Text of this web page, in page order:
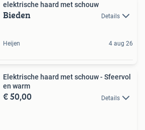
elektrische haard met schouw
Bieden Details
Heijen 4 aug 26
Elektrische haard met schouw - Sfeervol
en warm
€ 50,00 Details